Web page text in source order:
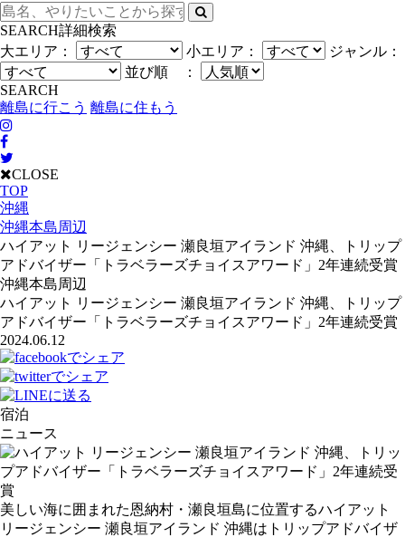
SEARCH詳細検索
大エリア：
小エリア：
ジャンル：
並び順 ：
SEARCH
離島に行こう 離島に住もう
CLOSE
TOP
沖縄
沖縄本島周辺
ハイアット リージェンシー 瀬良垣アイランド 沖縄、トリップ
アドバイザー「トラベラーズチョイスアワード」2年連続受賞
沖縄本島周辺
ハイアット リージェンシー 瀬良垣アイランド 沖縄、トリップ
アドバイザー「トラベラーズチョイスアワード」2年連続受賞
2024.06.12
宿泊
ニュース
美しい海に囲まれた恩納村・瀬良垣島に位置するハイアット
リージェンシー 瀬良垣アイランド 沖縄はトリップアドバイザ